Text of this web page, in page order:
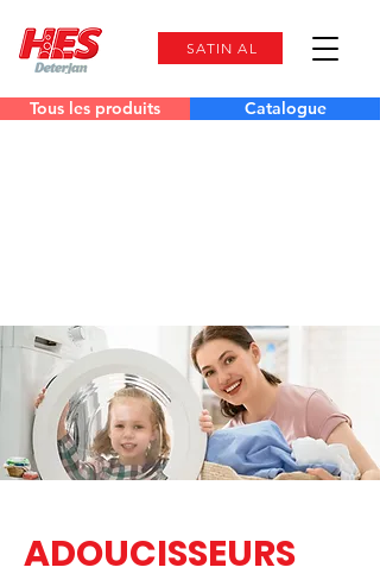
SATIN AL
Tous les produits Catalogue
ADOUCISSEURS